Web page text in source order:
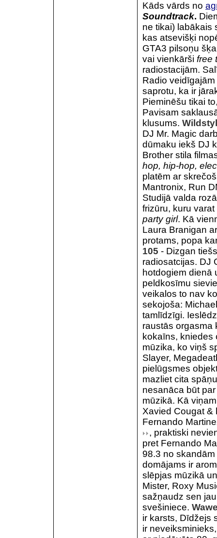
Kāds vārds no
Soundtrack.
ne tikai) labākais
kas atsevišķi
GTA3 pilsoņu
vai vienkārši free
radiostacijām.
Radio
saprotu, ka ir
Pieminēšu tikai
Pavisam
klusums.
DJ Mr. Magic
dūmaku iekš DJ
Brother stila
hop, hip-hop,
platēm ar
Mantronix, Run
Studijā valda
frizūru, kuru
party girl. Kā
Laura Branigan
protams, popa
105 - Dizgan
radiosatcijas. DJ
hotdogiem dienā
peldkosīmu
veikalos to nav
sekojoša:
tamlīdzīgi.
raustās orgasma
kokaīns, kniedes
mūzika, ko viņš
Slayer,
pielūgsmes
mazliet cita
nesanāca būt
mūzikā. Kā
Xavied Cougat
Fernando
, praktiski
pret Fernando
98.3 no
domājams ir
slēpjas mūzikā
Mister, Roxy
sažņaudz sen
svešiniece.
ir karsts, Dīdžejs
ir